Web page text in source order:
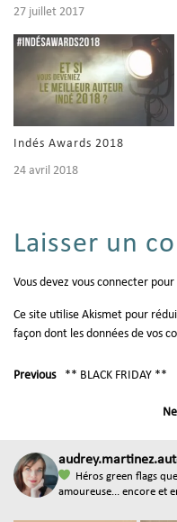
27 juillet 2017
Indés Awards 2018
24 avril 2018
Laisser un
Vous devez vous connecter
Ce site utilise Akismet pour
façon dont les données de vos
Previous ** BLACK FRIDAY **
Héros green flags
amoureuse... encore et